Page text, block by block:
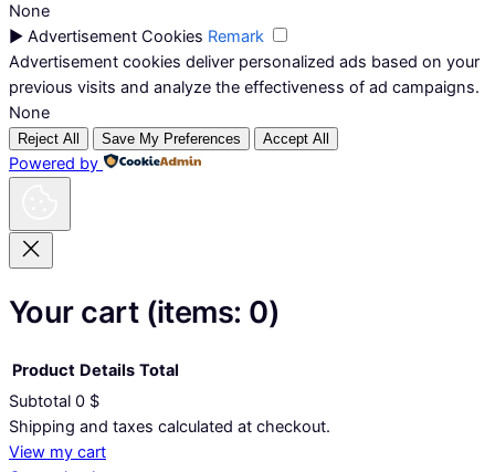
None
► Advertisement Cookies Remark
Advertisement cookies deliver personalized ads based on your
previous visits and analyze the effectiveness of ad campaigns.
None
Reject All Save My Preferences Accept All
Powered by
Your cart (items: 0)
Products
in
Product Details Total
Subtotal 0 $
Shipping and taxes calculated at checkout.
View my cart